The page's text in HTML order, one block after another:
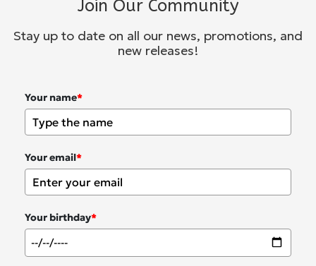
Join Our Community
Stay up to date on all our news, promotions, and
new releases!
Your name*
Your email*
Your birthday*